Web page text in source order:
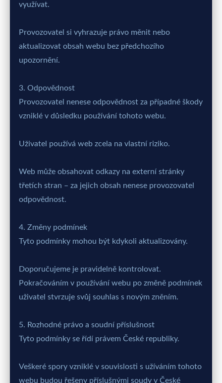
využívat.
Provozovatel si vyhrazuje právo měnit nebo
aktualizovat obsah webu bez předchozího
upozornění.
3. Odpovědnost
Provozovatel nenese odpovědnost za případné škody
vzniklé v důsledku používání tohoto webu.
Uživatel používá web zcela na vlastní riziko.
Web může obsahovat odkazy na externí stránky
třetích stran – za jejich obsah nenese provozovatel
odpovědnost.
4. Změny podmínek
Tyto podmínky mohou být kdykoli aktualizovány.
Doporučujeme je pravidelně kontrolovat.
Pokračováním v používání webu po změně podmínek
uživatel stvrzuje svůj souhlas s novým zněním.
5. Rozhodné právo a soudní příslušnost
Tyto podmínky se řídí právem České republiky.
Veškeré spory vzniklé v souvislosti s užíváním tohoto
webu budou řešeny příslušnými soudy v České